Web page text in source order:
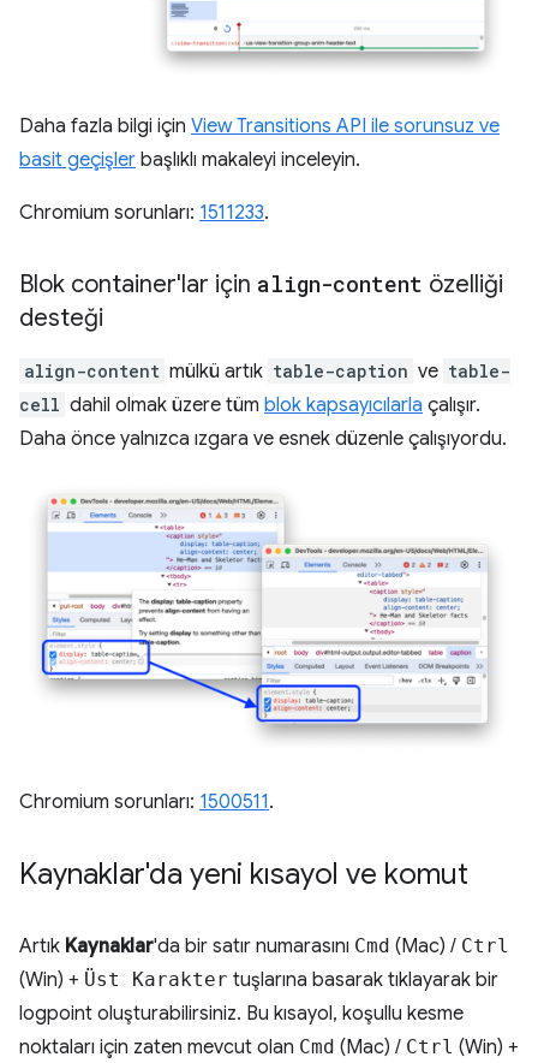
Daha fazla bilgi için View Transitions API ile sorunsuz ve
basit geçişler başlıklı makaleyi inceleyin.
Chromium sorunları: 1511233.
Blok container'lar için align-content özelliği
desteği
align-content mülkü artık table-caption ve table-
cell dahil olmak üzere tüm blok kapsayıcılarla çalışır.
Daha önce yalnızca ızgara ve esnek düzenle çalışıyordu.
Chromium sorunları: 1500511.
Kaynaklar'da yeni kısayol ve komut
Artık Kaynaklar'da bir satır numarasını Cmd (Mac) / Ctrl
(Win) + Üst Karakter tuşlarına basarak tıklayarak bir
logpoint oluşturabilirsiniz. Bu kısayol, koşullu kesme
noktaları için zaten mevcut olan Cmd (Mac) / Ctrl (Win) +